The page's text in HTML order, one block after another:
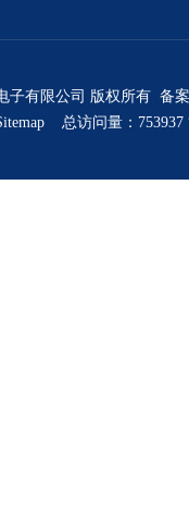
子有限公司 版权所有 备
总访问量：753937